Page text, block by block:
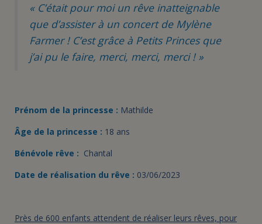
« C’était pour moi un rêve inatteignable
que d’assister à un concert de Mylène
Farmer ! C’est grâce à Petits Princes que
j’ai pu le faire, merci, merci, merci ! »
Prénom de la princesse : Mathilde
Âge de la princesse : 18 ans
Bénévole rêve : Chantal
Date de réalisation du rêve : 03/06/2023
Près de 600 enfants attendent de réaliser leurs rêves, pour